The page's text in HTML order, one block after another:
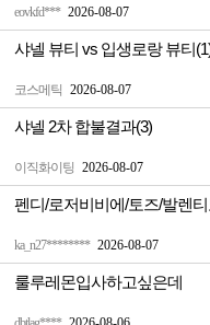
eovkfd*** 2026-08-07
코스메틱 2026-08-07
샤넬 뷰티 vs 입생로랑 뷰티
이직화이팅 2026-08-07
샤넬 2차 합불결과(3)
ka_n27******** 2026-08-07
펜디/로저비비에/토즈/발렌티
룰루레몬입사하고싶은데